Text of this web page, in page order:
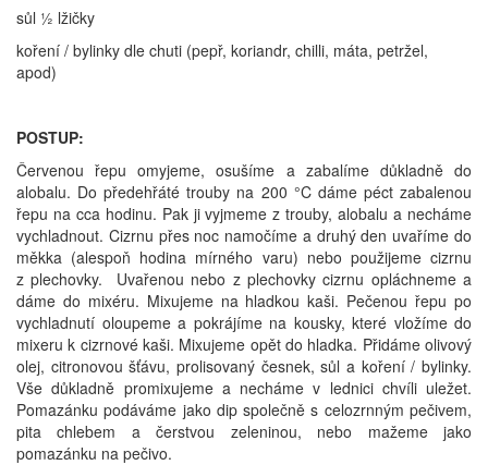
sůl ½ lžičky
koření / bylinky dle chuti (pepř, koriandr, chilli, máta, petržel,
apod)
POSTUP:
Červenou řepu omyjeme, osušíme a zabalíme důkladně do
alobalu. Do předehřáté trouby na 200 °C dáme péct zabalenou
řepu na cca hodinu. Pak ji vyjmeme z trouby, alobalu a necháme
vychladnout. Cizrnu přes noc namočíme a druhý den uvaříme do
měkka (alespoň hodina mírného varu) nebo použijeme cizrnu
z plechovky. Uvařenou nebo z plechovky cizrnu opláchneme a
dáme do mixéru. Mixujeme na hladkou kaši. Pečenou řepu po
vychladnutí oloupeme a pokrájíme na kousky, které vložíme do
mixeru k cizrnové kaši. Mixujeme opět do hladka. Přidáme olivový
olej, citronovou šťávu, prolisovaný česnek, sůl a koření / bylinky.
Vše důkladně promixujeme a necháme v lednici chvíli uležet.
Pomazánku podáváme jako dip společně s celozrnným pečivem,
pita chlebem a čerstvou zeleninou, nebo mažeme jako
pomazánku na pečivo.